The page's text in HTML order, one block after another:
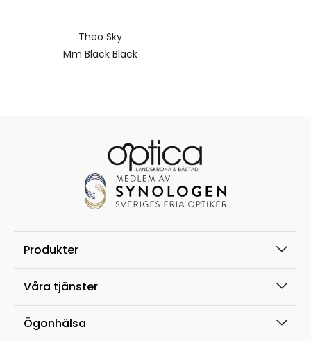
Theo Sky
Mm Black Black
Produkter
Våra tjänster
Ögonhälsa